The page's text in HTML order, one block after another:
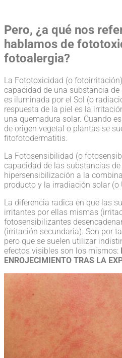
Pero, ¿a qué nos
hablamos de
fotoalergia?
La Fototoxicidad (o
capacidad de una substancia
es iluminada por el Sol (o
respuesta de la piel es la
una quemadura solar. Cuando
de origen vegetal o plantas se
fitofotodermatitis.
La Fotosensibilidad (o
capacidad de las substancias
hipersensibilización a la
producto y la irradiación solar (o
La diferencia radica en que las
irritantes por ellas mismas
fotosensibilizantes
(irritación secundaria). Son por
pero que se suelen utilizar
efectos visibles son los mismos:
ENROJECIMIENTO TRAS LA